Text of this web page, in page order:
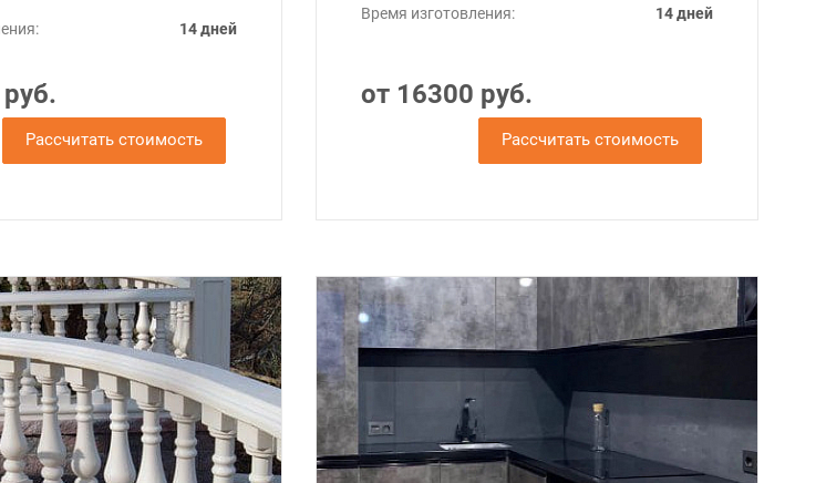
14 дней
Рассчитать стоимость
Время изготовления: 14 дней
от 16300 руб.
Рассчитать стоимость